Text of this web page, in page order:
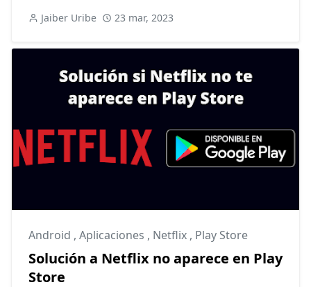
Jaiber Uribe 23 mar, 2023
Android , Aplicaciones , Netflix , Play Store
Solución a Netflix no aparece en Play
Store